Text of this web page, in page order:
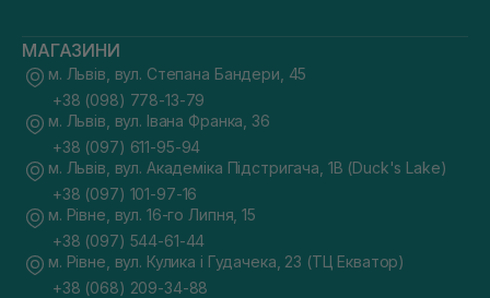
МАГАЗИНИ
м. Львів, вул. Степана Бандери, 45
+38 (098) 778-13-79
м. Львів, вул. Івана Франка, 36
+38 (097) 611-95-94
м. Львів, вул. Академіка Підстригача, 1В (Duck's Lake)
+38 (097) 101-97-16
м. Рівне, вул. 16-го Липня, 15
+38 (097) 544-61-44
м. Рівне, вул. Кулика і Гудачека, 23 (ТЦ Екватор)
+38 (068) 209-34-88